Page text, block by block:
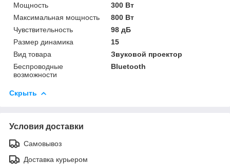
Мощность
300 Вт
Максимальная мощность
800 Вт
Чувствительность
98 дБ
Размер динамика
15
Вид товара
Звуковой проектор
Беспроводные
возможности
Bluetooth
Скрыть
Условия доставки
Самовывоз
Доставка курьером